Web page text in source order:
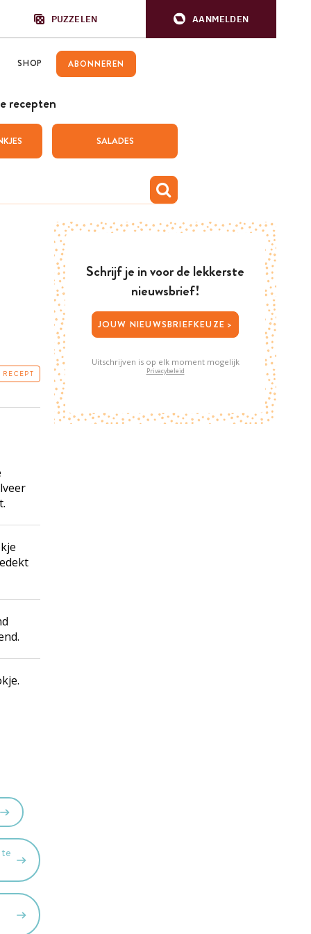
PUZZELEN AANMELDEN
SHOP ABONNEREN
recepten
SALADES
Schrijf je in voor de lekkerste
nieuwsbrief!
JOUW NIEUWSBRIEFKEUZE >
Uitschrijven is op elk moment mogelijk
Privacybeleid